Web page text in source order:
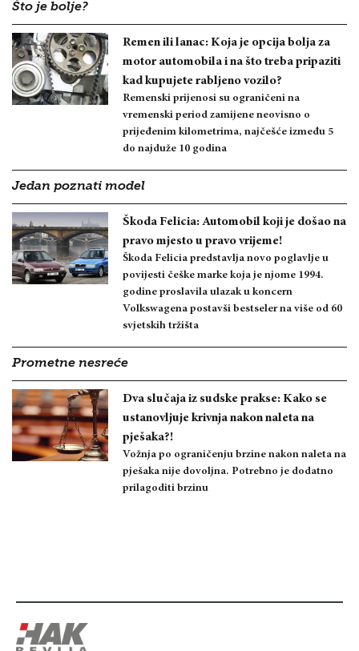
Što je bolje?
Remen ili lanac: Koja je opcija bolja za
motor automobila i na što treba pripaziti
kad kupujete rabljeno vozilo?
Remenski prijenosi su ograničeni na
vremenski period zamijene neovisno o
prijeđenim kilometrima, najčešće između 5
do najduže 10 godina
Jedan poznati model
Škoda Felicia: Automobil koji je došao na
pravo mjesto u pravo vrijeme!
Škoda Felicia predstavlja novo poglavlje u
povijesti češke marke koja je njome 1994.
godine proslavila ulazak u koncern
Volkswagena postavši bestseler na više od 60
svjetskih tržišta
Prometne nesreće
Dva slučaja iz sudske prakse: Kako se
ustanovljuje krivnja nakon naleta na
pješaka?!
Vožnja po ograničenju brzine nakon naleta na
pješaka nije dovoljna. Potrebno je dodatno
prilagoditi brzinu